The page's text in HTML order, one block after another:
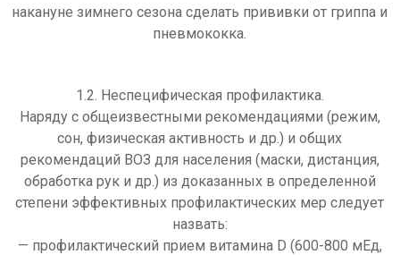
накануне зимнего сезона сделать прививки от гриппа и
пневмококка.
1.2. Неспецифическая профилактика.
Наряду с общеизвестными рекомендациями (режим,
сон, физическая активность и др.) и общих
рекомендаций ВОЗ для населения (маски, дистанция,
обработка рук и др.) из доказанных в определенной
степени эффективных профилактических мер следует
назвать:
— профилактический прием витамина D (600-800 мЕд,